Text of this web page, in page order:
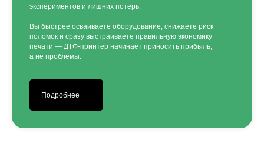
экспериментов и лишних потерь.
Вы быстрее осваиваете оборудование, снижаете риск
поломок и сразу выстраиваете правильную экономику
печати — ДТФ-принтер начинает приносить прибыль,
а не проблемы.
Подробнее